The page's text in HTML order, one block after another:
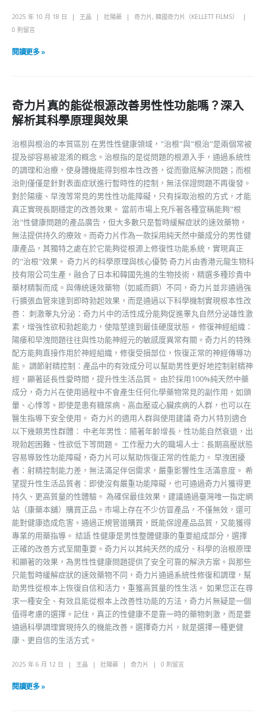
2025 年 10 月 18 日 王晶 壯陽藥 奇力片 , 韓國奇力片（KELLETT FILMS）
0 則留言
閱讀更多 »
奇力片真的能從根源改善男性性功能嗎？深入
解析其科學原理與效果
治根與根治的本質區別 在男性性健康領域，"治根"與"根治"是兩個常被
提及卻容易被混淆的概念。治根指的是從問題的根源入手，通過系統性
的調理和治療，使身體機能得到根本性改善，從而徹底解決問題；而根
治則僅僅是針對表面症狀進行暫時性的控制，無法保證問題不再復發。
對於陽痿、早洩等常見的男性性功能障礙，只有採取治根的方式，才能
真正實現長期穩定的改善效果。 當前市場上充斥著各種宣稱能夠"根
治"性健康問題的產品廣告，但大多數只是暫時緩解症狀的速效藥物，
無法提供持久的療效。而奇力片作為一款採用純天然中藥成分的男性健
康產品，其獨特之處在於它能夠從根源上修復性功能系統，實現真正
的"治根"效果。 奇力片的科學原理與核心優勢 奇力片由香港元龍生物科
技有限公司生產，融合了日本和韓國先進的生物技術，精選多種珍貴中
藥材精製而成。與傳統速效藥物（如威而鋼）不同，奇力片並非通過強
行擴張血管來達到即時勃起效果，而是通過以下科學機制實現根本性改
善： 刺激睾丸分泌：奇力片中的活性成分能夠促進睾丸自然分泌雄性激
素，增強性欲和勃起能力，使陰莖達到最佳硬度狀態。 修復神經組織：
陽痿和早洩問題往往與性功能神經元的敏感度異常有關。奇力片的特殊
配方能夠直接作用於神經組織，修復受損部位，恢復正常的神經傳導功
能。 調節射精控制：產品中的有效成分可以幫助男性更好地控制射精神
經，顯著延長性愛時間，提升性生活品質。 由於採用100%純天然中藥
成分，奇力片在使用過程中不會產生任何化學藥物常見的副作用，如頭
暈、心悸等。即使是患有糖尿病、高血壓或心臟疾病的人群，也可以在
醫生指導下安全使用。 奇力片的適用人群與使用建議 奇力片特別適合
以下幾類男性群體： 中老年男性：隨著年齡增長，性功能自然衰退，出
現勃起困難、性欲低下等問題。 工作壓力大的職場人士：長期高壓狀態
容易導致性功能障礙，奇力片可以幫助恢復正常的性能力。 早洩困擾
者：射精控制能力差，無法滿足伴侶需求，嚴重影響性生活滿意度。 希
望提升性生活品質者：即使沒有嚴重功能障礙，也可通過奇力片獲得更
持久、更高質量的性體驗。 為確保最佳效果，建議通過臺灣唯一指定網
站（康藥本舖）購買正品。市場上存在不少仿冒產品，不僅無效，還可
能對健康造成危害。通過正規管道購買，既能保證產品品質，又能獲得
專業的用藥指導。 結語 性健康是男性整體健康的重要組成部分，選擇
正確的改善方式至關重要。奇力片以其純天然的成分、科學的治根原理
和顯著的效果，為男性性健康問題提供了安全可靠的解決方案。與那些
只能暫時緩解症狀的速效藥物不同，奇力片通過系統性修復和調理，幫
助男性從根本上恢復自信和活力，重獲高質量的性生活。 如果您正在尋
求一種安全、有效且能從根本上改善性功能的方法，奇力片無疑是一個
值得考慮的選擇。記住，真正的性健康不是靠一時的藥物刺激，而是要
通過科學調理實現持久的機能改善。選擇奇力片，就是選擇一種更健
康、更自信的生活方式。
2025 年 6 月 12 日 王晶 壯陽藥 奇力片 0 則留言
閱讀更多 »